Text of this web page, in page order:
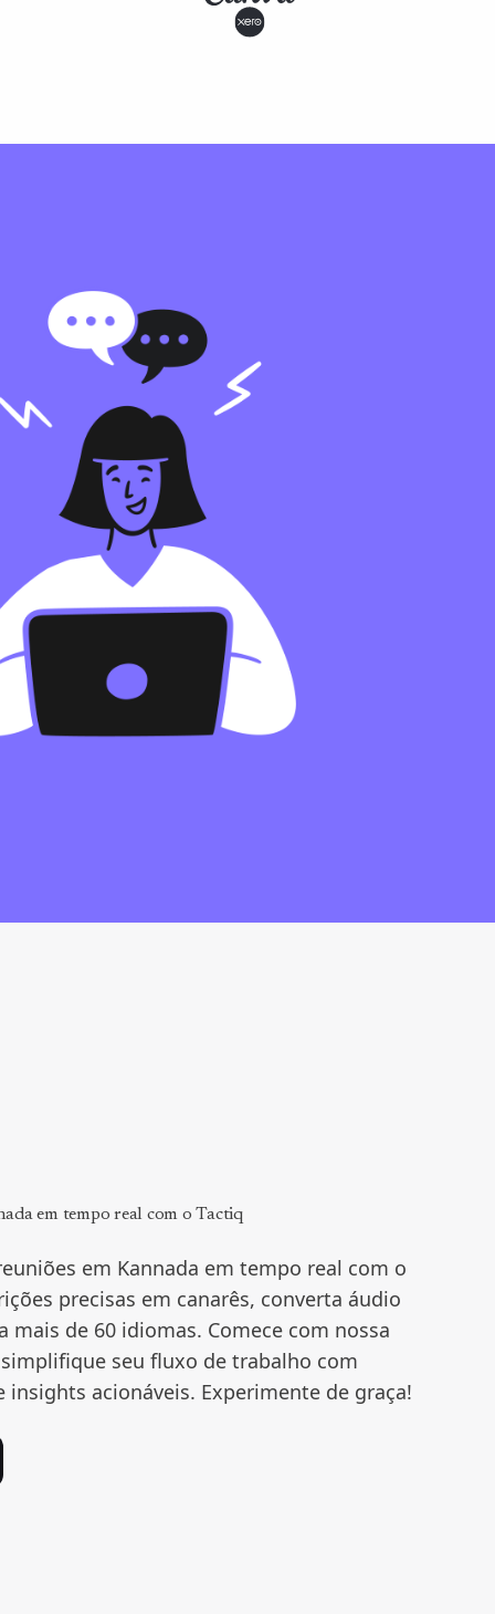
em tempo real com o Tactiq
em Kannada em tempo real com o
precisas em canarês, converta áudio
mais de 60 idiomas. Comece com nossa
seu fluxo de trabalho com
acionáveis. Experimente de graça!